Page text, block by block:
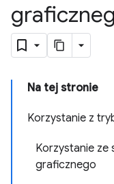
Na tej stronie
Korzystanie z
Korzystanie
graficznego